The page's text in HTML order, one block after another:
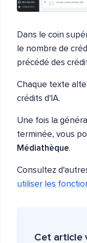
Dans le coin
le nombre de
précédé des
Chaque texte
crédits d'IA.
Une fois la
terminée, vous
Médiathèque.
Consultez
utiliser les
Cet article